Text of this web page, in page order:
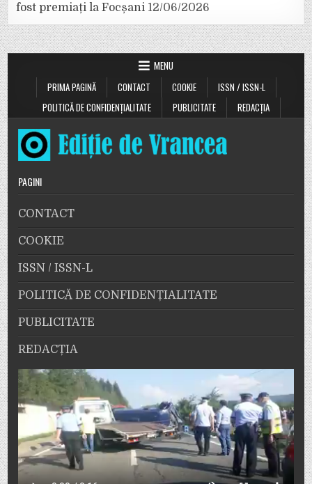
fost premiați la Focșani 12/06/2026
MENU
PRIMA PAGINĂ
CONTACT COOKIE
ISSN / ISSN-L
POLITICĂ DE CONFIDENȚIALITATE
PUBLICITATE REDACȚIA
PAGINI
CONTACT
COOKIE
ISSN / ISSN-L
POLITICĂ DE CONFIDENȚIALITATE
PUBLICITATE
REDACȚIA